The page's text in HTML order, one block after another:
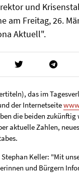
und
am Freitag, 26.
Aktuell".
das im
der Internetseite
die beiden zukünftig
aktuelle Zahlen,
Keller: "Mit
und Bürgern